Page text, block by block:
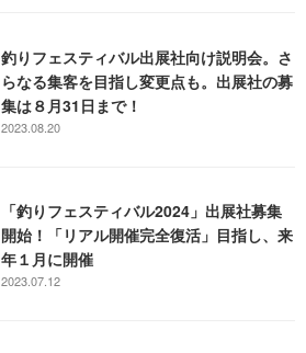
釣りフェスティバル出展社向け説明会。さ
らなる集客を目指し変更点も。出展社の募
集は８月31日まで！
2023.08.20
「釣りフェスティバル2024」出展社募集
開始！「リアル開催完全復活」目指し、来
年１月に開催
2023.07.12